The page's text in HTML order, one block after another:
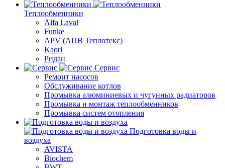
Теплообменники
Alfa Laval
Funke
APV (АПВ Теплотекс)
Kaori
Ридан
Сервис
Ремонт насосов
Обслуживание котлов
Промывка алюминиевых и чугунных радиаторов
Промывка и монтаж теплообменников
Промывка систем отопления
Подготовка воды и
воздуха
AVISTA
Biochem